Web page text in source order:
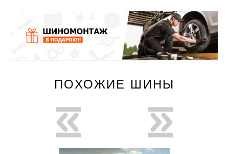
ПОХОЖИЕ ШИНЫ